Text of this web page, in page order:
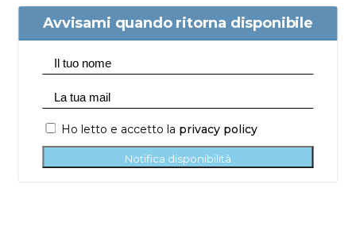
Avvisami quando ritorna disponibile
Ho letto e accetto la privacy policy
Notifica disponibilità